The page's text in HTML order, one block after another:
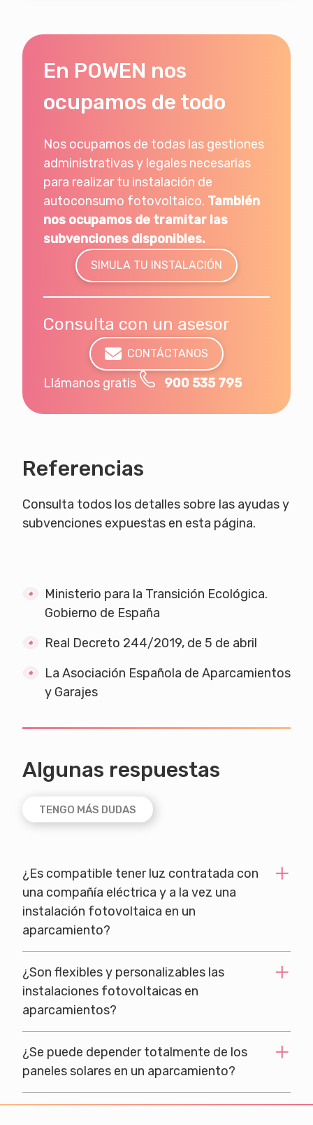
fotovoltaico del 82%. El ahorro anual en la
factura de la luz es del 18%, lo que
equivale a 7.832€ el primer año y
279.665€ a los 25 años.
En POWEN nos
ocupamos de todo
Nos ocupamos de todas las gestiones
administrativas y legales necesarias
para realizar tu instalación de
autoconsumo fotovoltaico. También
nos ocupamos de tramitar las
subvenciones disponibles.
SIMULA TU INSTALACIÓN
Consulta con un asesor
CONTÁCTANOS
Llámanos gratis 900 535 795
Referencias
Consulta todos los detalles sobre las ayudas y
subvenciones expuestas en esta página.
Ministerio para la Transición Ecológica.
Gobierno de España
Real Decreto 244/2019, de 5 de abril
La Asociación Española de Aparcamientos
y Garajes
Algunas respuestas
TENGO MÁS DUDAS
¿Es compatible tener luz contratada con
una compañía eléctrica y a la vez una
instalación fotovoltaica en un
aparcamiento?
¿Son flexibles y personalizables las
instalaciones fotovoltaicas en
aparcamientos?
¿Se puede depender totalmente de los
paneles solares en un aparcamiento?